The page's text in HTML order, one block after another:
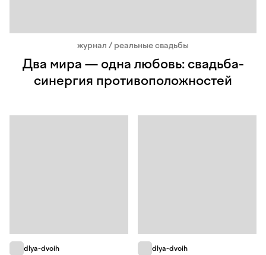
журнал / реальные свадьбы
Два мира — одна любовь: свадьба-
синергия противоположностей
dlya-dvoih dlya-dvoih